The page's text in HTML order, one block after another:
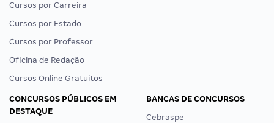
Cursos por Carreira
Cursos por Estado
Cursos por Professor
Oficina de Redação
Cursos Online Gratuitos
CONCURSOS PÚBLICOS EM
DESTAQUE
BANCAS DE CONCURSOS
Cebraspe